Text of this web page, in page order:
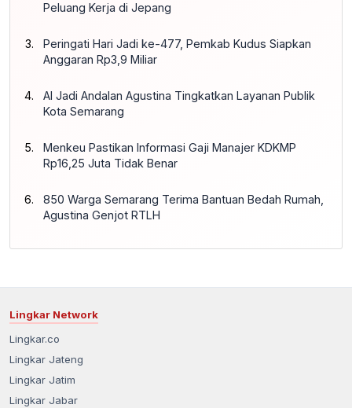
Peluang Kerja di Jepang
Peringati Hari Jadi ke-477, Pemkab Kudus Siapkan
Anggaran Rp3,9 Miliar
AI Jadi Andalan Agustina Tingkatkan Layanan Publik
Kota Semarang
Menkeu Pastikan Informasi Gaji Manajer KDKMP
Rp16,25 Juta Tidak Benar
850 Warga Semarang Terima Bantuan Bedah Rumah,
Agustina Genjot RTLH
Lingkar Network
Lingkar.co
Lingkar Jateng
Lingkar Jatim
Lingkar Jabar